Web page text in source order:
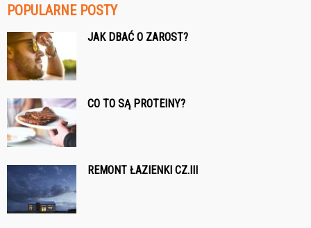
POPULARNE POSTY
JAK DBAĆ O ZAROST?
CO TO SĄ PROTEINY?
REMONT ŁAZIENKI CZ.III